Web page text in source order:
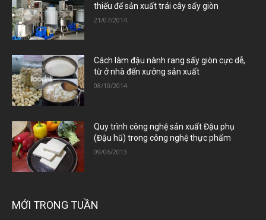
thiếu để sản xuất trái cây sấy giòn
21/07/2014
Cách làm đậu nành rang sấy giòn cực dễ,
từ ở nhà đến xưởng sản xuất
08/10/2014
Quy trình công nghệ sản xuất Đậu phụ
(Đậu hũ) trong công nghệ thực phẩm
09/06/2013
MỚI TRONG TUẦN